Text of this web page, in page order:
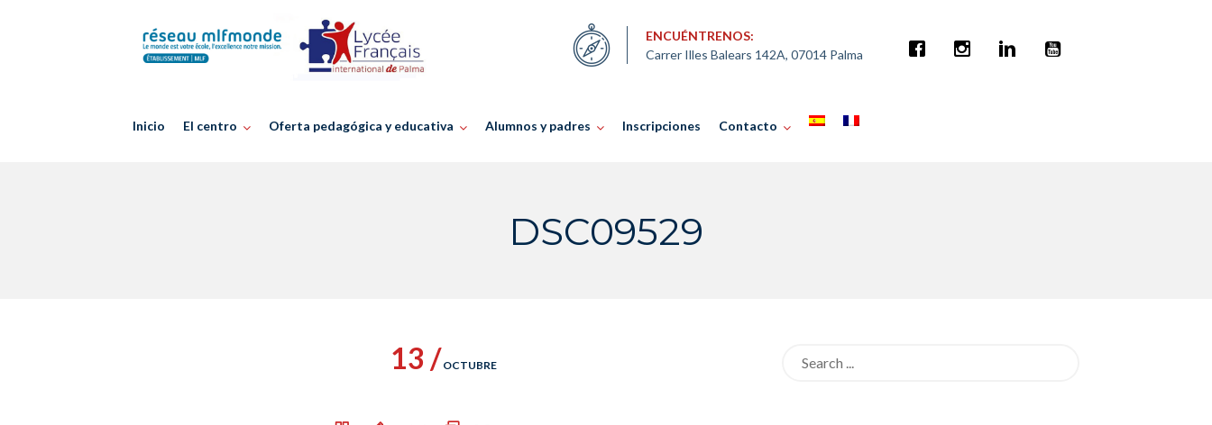
ENCUÉNTRENOS:
Carrer Illes Balears 142A, 07014 Palma
Inicio El centro Oferta pedagógica y educativa Alumnos y padres Inscripciones Contacto
DSC09529
13 / OCTUBRE